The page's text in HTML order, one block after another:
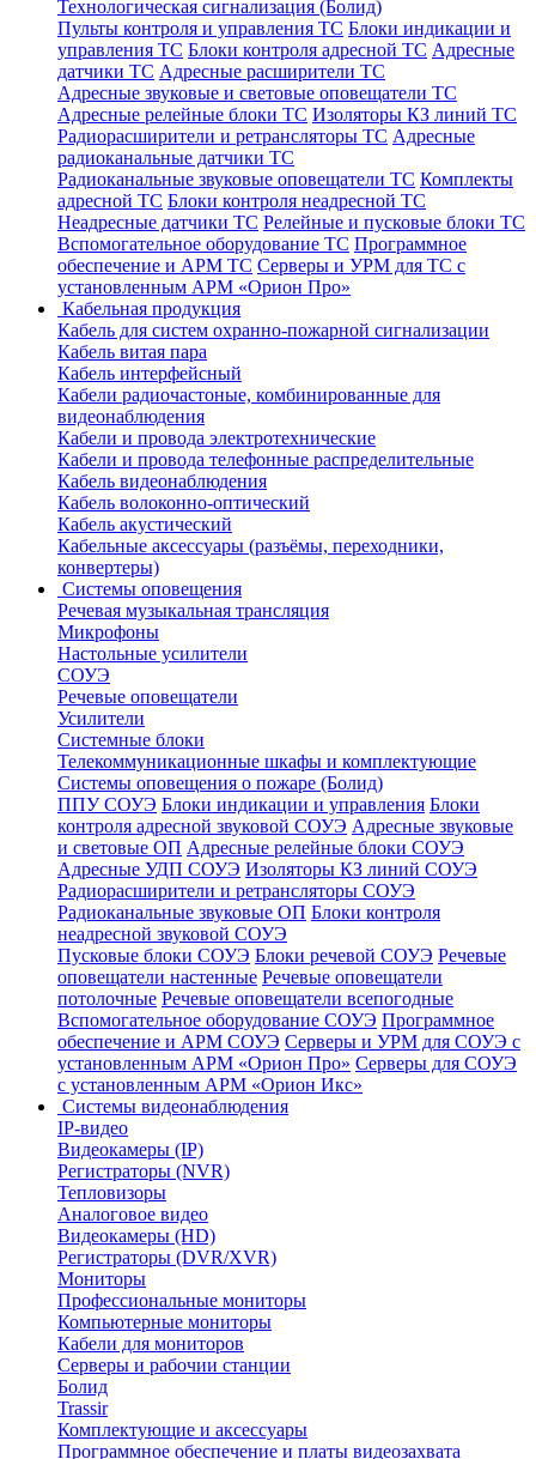
Технологическая сигнализация (Болид)
Пульты контроля и управления ТС Блоки индикации и
управления ТС Блоки контроля адресной ТС Адресные
датчики ТС Адресные расширители ТС
Адресные звуковые и световые оповещатели ТС
Адресные релейные блоки ТС Изоляторы КЗ линий ТС
Радиорасширители и ретрансляторы ТС Адресные
радиоканальные датчики ТС
Радиоканальные звуковые оповещатели ТС Комплекты
адресной ТС Блоки контроля неадресной ТС
Неадресные датчики ТС Релейные и пусковые блоки ТС
Вспомогательное оборудование ТС Программное
обеспечение и АРМ ТС Серверы и УРМ для ТС с
установленным АРМ «Орион Про»
Кабельная продукция
Кабель для систем охранно-пожарной сигнализации
Кабель витая пара
Кабель интерфейсный
Кабели радиочастоные, комбинированные для
видеонаблюдения
Кабели и провода электротехнические
Кабели и провода телефонные распределительные
Кабель видеонаблюдения
Кабель волоконно-оптический
Кабель акустический
Кабельные аксессуары (разъёмы, переходники,
конвертеры)
Системы оповещения
Речевая музыкальная трансляция
Микрофоны
Настольные усилители
СОУЭ
Речевые оповещатели
Усилители
Системные блоки
Телекоммуникационные шкафы и комплектующие
Системы оповещения о пожаре (Болид)
ППУ СОУЭ Блоки индикации и управления Блоки
контроля адресной звуковой СОУЭ Адресные звуковые
и световые ОП Адресные релейные блоки СОУЭ
Адресные УДП СОУЭ Изоляторы КЗ линий СОУЭ
Радиорасширители и ретрансляторы СОУЭ
Радиоканальные звуковые ОП Блоки контроля
неадресной звуковой СОУЭ
Пусковые блоки СОУЭ Блоки речевой СОУЭ Речевые
оповещатели настенные Речевые оповещатели
потолочные Речевые оповещатели всепогодные
Вспомогательное оборудование СОУЭ Программное
обеспечение и АРМ СОУЭ Серверы и УРМ для СОУЭ с
установленным АРМ «Орион Про» Серверы для СОУЭ
с установленным АРМ «Орион Икс»
Системы видеонаблюдения
IP-видео
Видеокамеры (IP)
Регистраторы (NVR)
Тепловизоры
Аналоговое видео
Видеокамеры (HD)
Регистраторы (DVR/XVR)
Мониторы
Профессиональные мониторы
Компьютерные мониторы
Кабели для мониторов
Серверы и рабочии станции
Болид
Trassir
Комплектующие и аксессуары
Программное обеспечение и платы видеозахвата